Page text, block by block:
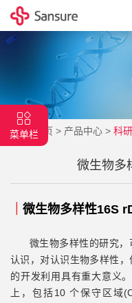
首页 > 产品中心 > 科
菜单栏
微生物多
微生物多样性16S
微生物多样性的研究
认识，对认识生物多样性
的开发利用具有重大意义
上，包括10 个保守区域